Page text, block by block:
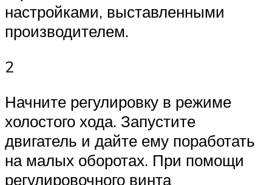
настройками, выставленными
производителем.
2
Начните регулировку в режиме
холостого хода. Запустите
двигатель и дайте ему поработать
на малых оборотах. При помощи
регулировочного винта